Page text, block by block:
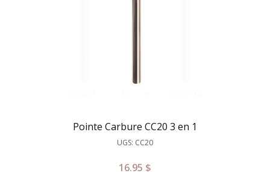
Pointe Carbure CC20 3 en 1
UGS: CC20
16.95 $